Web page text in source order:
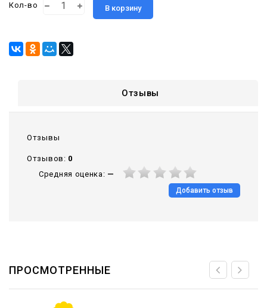
Кол-во В корзину
Отзывы
Отзывы
Отзывов: 0
Средняя оценка: —
Добавить отзыв
ПРОСМОТРЕННЫЕ